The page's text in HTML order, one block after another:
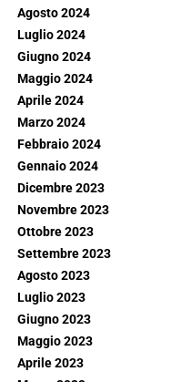
Agosto 2024
Luglio 2024
Giugno 2024
Maggio 2024
Aprile 2024
Marzo 2024
Febbraio 2024
Gennaio 2024
Dicembre 2023
Novembre 2023
Ottobre 2023
Settembre 2023
Agosto 2023
Luglio 2023
Giugno 2023
Maggio 2023
Aprile 2023